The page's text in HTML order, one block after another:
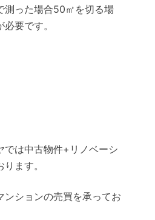
測った場合50㎡を切る場
要です。
では中古物件+リノベーシ
ます。
ンションの売買を承ってお